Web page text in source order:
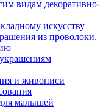
видам декоративно-
искусству
из проволоки.
и живописи
малышей